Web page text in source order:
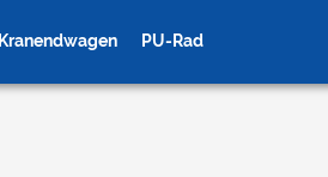
Kranendwagen PU-Rad